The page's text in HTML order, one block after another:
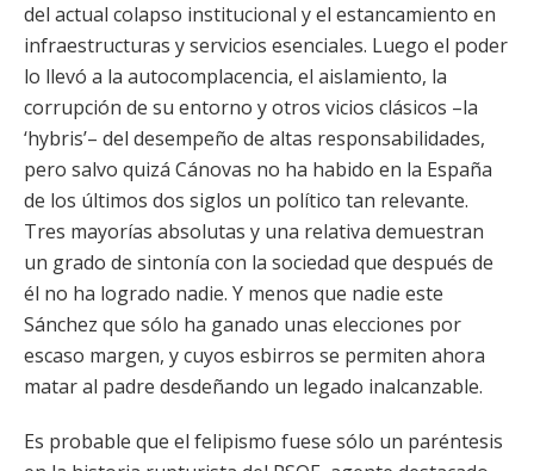
del actual colapso institucional y el estancamiento en
infraestructuras y servicios esenciales. Luego el poder
lo llevó a la autocomplacencia, el aislamiento, la
corrupción de su entorno y otros vicios clásicos –la
‘hybris’– del desempeño de altas responsabilidades,
pero salvo quizá Cánovas no ha habido en la España
de los últimos dos siglos un político tan relevante.
Tres mayorías absolutas y una relativa demuestran
un grado de sintonía con la sociedad que después de
él no ha logrado nadie. Y menos que nadie este
Sánchez que sólo ha ganado unas elecciones por
escaso margen, y cuyos esbirros se permiten ahora
matar al padre desdeñando un legado inalcanzable.
Es probable que el felipismo fuese sólo un paréntesis